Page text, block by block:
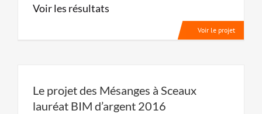
Voir les résultats
Voir le projet
Le projet des Mésanges à Sceaux
lauréat BIM d’argent 2016